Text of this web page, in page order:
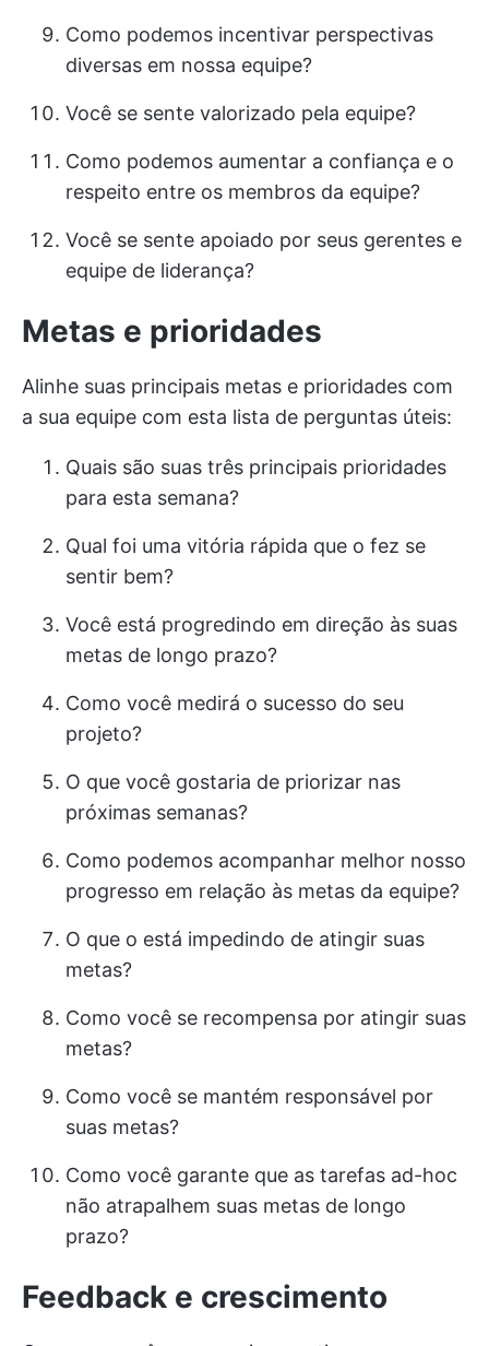
Como podemos incentivar perspectivas
diversas em nossa equipe?
Você se sente valorizado pela equipe?
Como podemos aumentar a confiança e o
respeito entre os membros da equipe?
Você se sente apoiado por seus gerentes e
equipe de liderança?
Metas e prioridades
Alinhe suas principais metas e prioridades com
a sua equipe com esta lista de perguntas úteis:
Quais são suas três principais prioridades
para esta semana?
Qual foi uma vitória rápida que o fez se
sentir bem?
Você está progredindo em direção às suas
metas de longo prazo?
Como você medirá o sucesso do seu
projeto?
O que você gostaria de priorizar nas
próximas semanas?
Como podemos acompanhar melhor nosso
progresso em relação às metas da equipe?
O que o está impedindo de atingir suas
metas?
Como você se recompensa por atingir suas
metas?
Como você se mantém responsável por
suas metas?
Como você garante que as tarefas ad-hoc
não atrapalhem suas metas de longo
prazo?
Feedback e crescimento